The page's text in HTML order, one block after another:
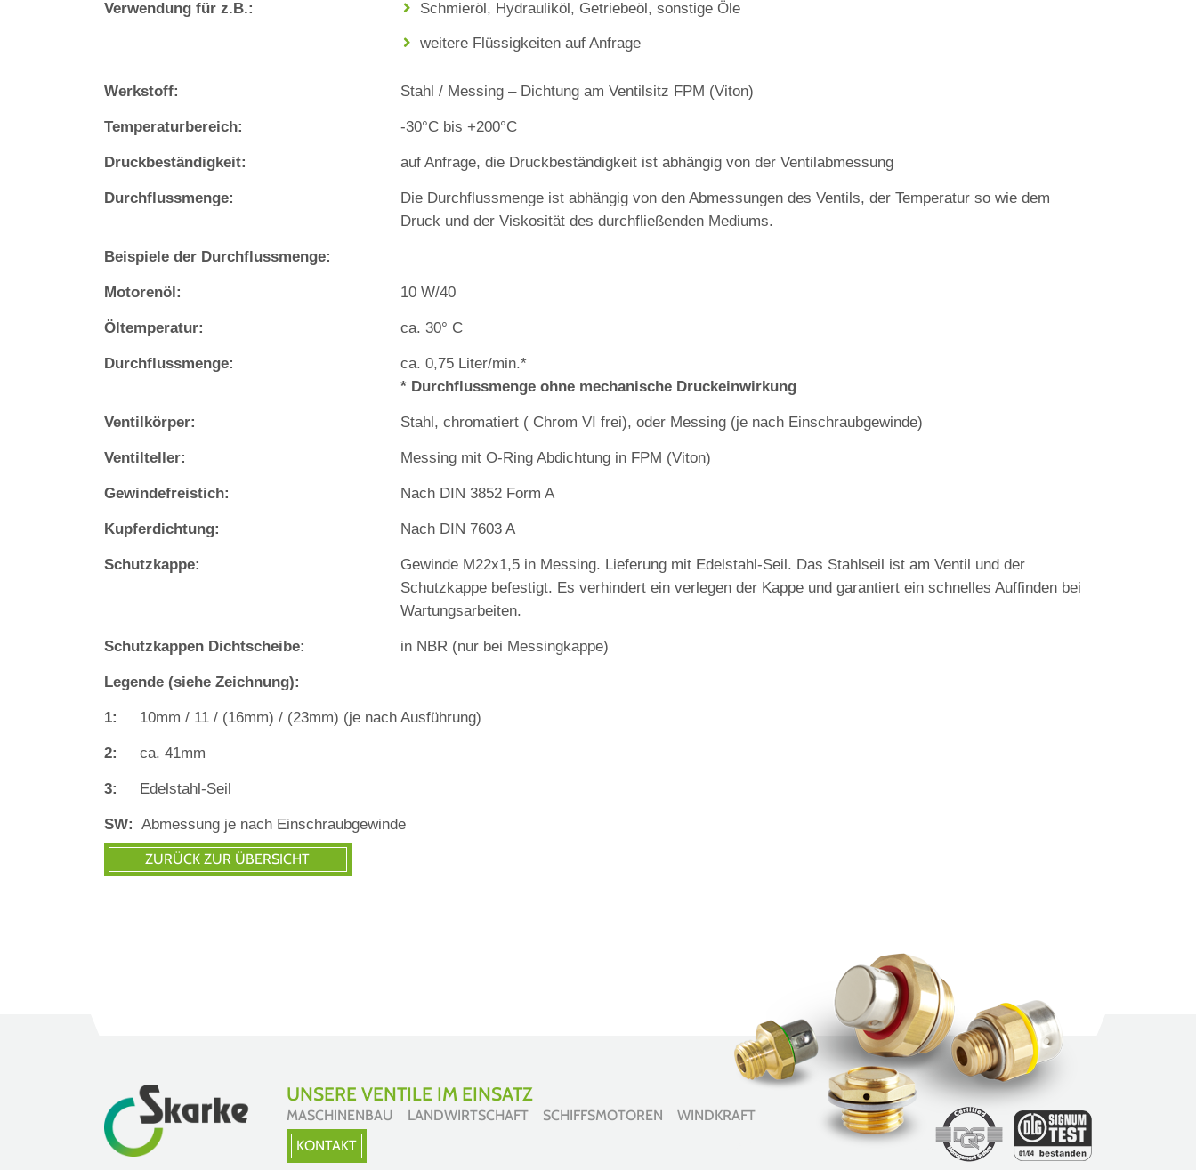
Verwendung für z.B.: Schmieröl, Hydrauliköl, Getriebeöl, sonstige Öle
weitere Flüssigkeiten auf Anfrage
Werkstoff: Stahl / Messing – Dichtung am Ventilsitz FPM (Viton)
Temperaturbereich: ‐30°C bis +200°C
Druckbeständigkeit: auf Anfrage, die Druckbeständigkeit ist abhängig von der Ventilabmessung
Durchflussmenge:
Die Durchflussmenge ist abhängig von den Abmessungen des Ventils, der Temperatur so wie dem
Druck und der Viskosität des durchfließenden Mediums.
Beispiele der Durchflussmenge:
Motorenöl: 10 W/40
Öltemperatur: ca. 30° C
Durchflussmenge:
ca. 0,75 Liter/min.*
* Durchflussmenge ohne mechanische Druckeinwirkung
Ventilkörper: Stahl, chromatiert ( Chrom VI frei), oder Messing (je nach Einschraubgewinde)
Ventilteller: Messing mit O‐Ring Abdichtung in FPM (Viton)
Gewindefreistich: Nach DIN 3852 Form A
Kupferdichtung: Nach DIN 7603 A
Schutzkappe:
Gewinde M22x1,5 in Messing. Lieferung mit Edelstahl‐Seil. Das Stahlseil ist am Ventil und der
Schutzkappe befestigt. Es verhindert ein verlegen der Kappe und garantiert ein schnelles Auffinden bei
Wartungsarbeiten.
Schutzkappen Dichtscheibe: in NBR (nur bei Messingkappe)
Legende (siehe Zeichnung):
1: 10mm / 11 / (16mm) / (23mm) (je nach Ausführung)
2: ca. 41mm
3: Edelstahl‐Seil
SW: Abmessung je nach Einschraubgewinde
UNSERE VENTILE IM EINSATZ
MASCHINENBAU LANDWIRTSCHAFT SCHIFFSMOTOREN WINDKRAFT
KONTAKT